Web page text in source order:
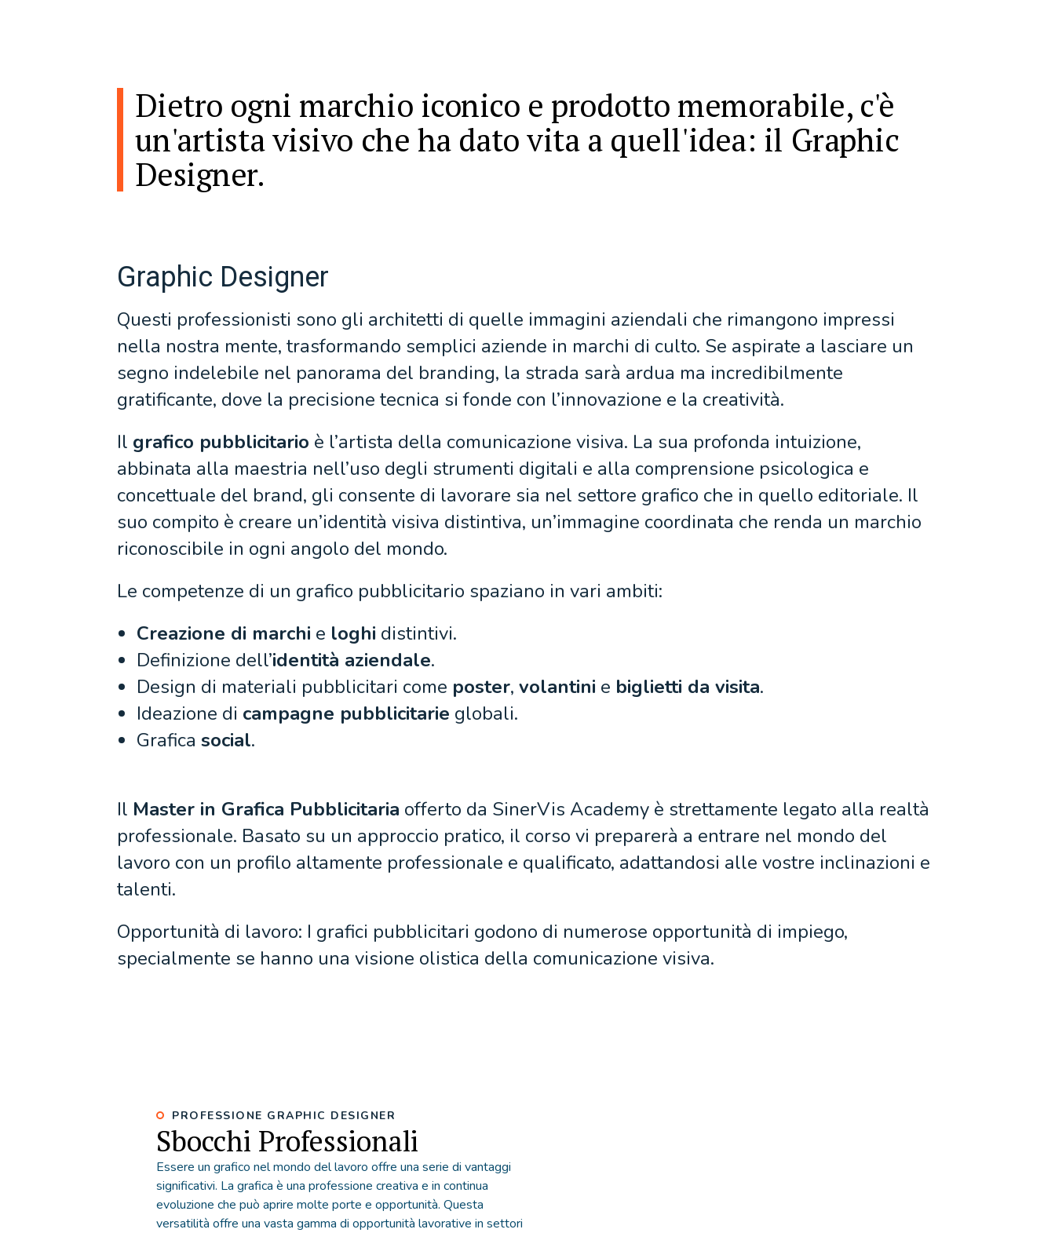
Dietro ogni marchio iconico e prodotto memorabile, c'è
un'artista visivo che ha dato vita a quell'idea: il Graphic
Designer.
Graphic Designer
Questi professionisti sono gli architetti di quelle immagini aziendali che rimangono impressi
nella nostra mente, trasformando semplici aziende in marchi di culto. Se aspirate a lasciare un
segno indelebile nel panorama del branding, la strada sarà ardua ma incredibilmente
gratificante, dove la precisione tecnica si fonde con l’innovazione e la creatività.
Il grafico pubblicitario è l’artista della comunicazione visiva. La sua profonda intuizione,
abbinata alla maestria nell’uso degli strumenti digitali e alla comprensione psicologica e
concettuale del brand, gli consente di lavorare sia nel settore grafico che in quello editoriale. Il
suo compito è creare un’identità visiva distintiva, un’immagine coordinata che renda un marchio
riconoscibile in ogni angolo del mondo.
Le competenze di un grafico pubblicitario spaziano in vari ambiti:
Creazione di marchi e loghi distintivi.
Definizione dell’identità aziendale.
Design di materiali pubblicitari come poster, volantini e biglietti da visita.
Ideazione di campagne pubblicitarie globali.
Grafica social.
Il Master in Grafica Pubblicitaria offerto da SinerVis Academy è strettamente legato alla realtà
professionale. Basato su un approccio pratico, il corso vi preparerà a entrare nel mondo del
lavoro con un profilo altamente professionale e qualificato, adattandosi alle vostre inclinazioni e
talenti.
Opportunità di lavoro: I grafici pubblicitari godono di numerose opportunità di impiego,
specialmente se hanno una visione olistica della comunicazione visiva.
PROFESSIONE GRAPHIC DESIGNER
Sbocchi Professionali
Essere un grafico nel mondo del lavoro offre una serie di vantaggi
significativi. La grafica è una professione creativa e in continua
evoluzione che può aprire molte porte e opportunità. Questa
versatilità offre una vasta gamma di opportunità lavorative in settori